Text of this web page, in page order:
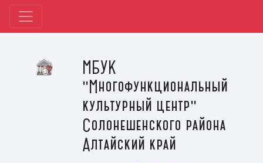
МБУК
"Многофункциональный
культурный центр"
Солонешенского района
Алтайский край